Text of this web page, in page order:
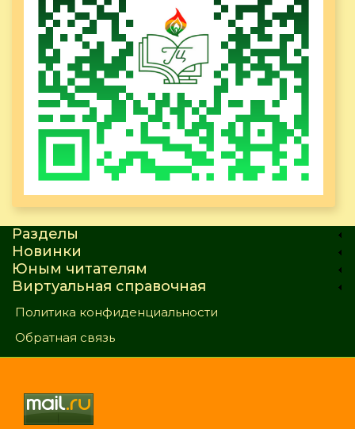
Разделы
Новинки
Юным читателям
Виртуальная справочная
Политика конфиденциальности
Обратная связь